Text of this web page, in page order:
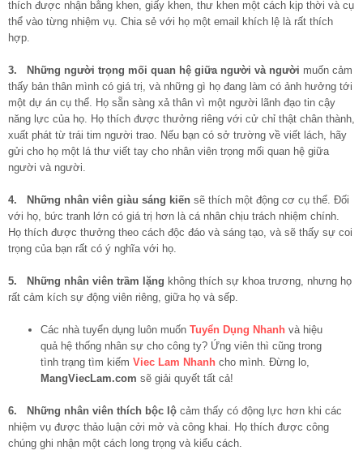
thích được nhận bằng khen, giấy khen, thư khen một cách kịp thời và cụ
thể vào từng nhiệm vụ. Chia sẻ với họ một email khích lệ là rất thích
hợp.
3. Những người trọng mối quan hệ giữa người và người muốn cảm
thấy bản thân mình có giá trị, và những gì họ đang làm có ảnh hưởng tới
một dự án cụ thể. Họ sẵn sàng xả thân vì một người lãnh đạo tin cậy
năng lực của họ. Họ thích được thưởng riêng với cử chỉ thật chân thành,
xuất phát từ trái tim người trao. Nếu bạn có sở trường về viết lách, hãy
gửi cho họ một lá thư viết tay cho nhân viên trọng mối quan hệ giữa
người và người.
4. Những nhân viên giàu sáng kiến sẽ thích một động cơ cụ thể. Đối
với họ, bức tranh lớn có giá trị hơn là cá nhân chịu trách nhiệm chính.
Họ thích được thưởng theo cách độc đáo và sáng tạo, và sẽ thấy sự coi
trọng của bạn rất có ý nghĩa với họ.
5. Những nhân viên trầm lặng không thích sự khoa trương, nhưng họ
rất cảm kích sự động viên riêng, giữa họ và sếp.
Các nhà tuyển dụng luôn muốn Tuyển Dụng Nhanh và hiệu
quả hệ thống nhân sự cho công ty? Ứng viên thì cũng trong
tình trạng tìm kiếm Viec Lam Nhanh cho mình. Đừng lo,
MangViecLam.com sẽ giải quyết tất cả!
6. Những nhân viên thích bộc lộ cảm thấy có động lực hơn khi các
nhiệm vụ được thảo luận cởi mở và công khai. Họ thích được công
chúng ghi nhận một cách long trọng và kiểu cách.